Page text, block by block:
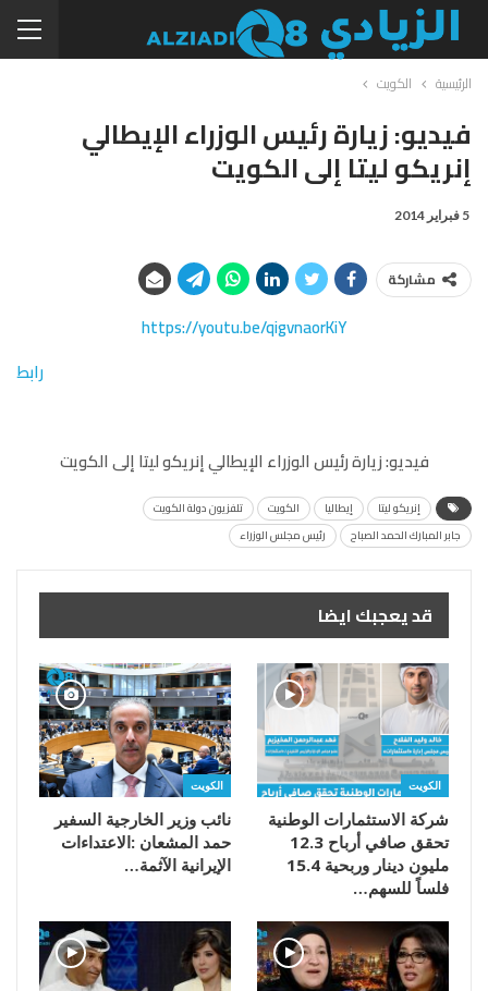
الرئيسية الكويت
فيديو: زيارة رئيس الوزراء الإيطالي
إنريكو ليتا إلى الكويت
5 فبراير 2014
مشاركة
https://youtu.be/qigvnaorKiY
رابط
فيديو: زيارة رئيس الوزراء الإيطالي إنريكو ليتا إلى الكويت
إنريكو ليتا إيطاليا الكويت
تلفزيون دولة الكويت
جابر المبارك الحمد الصباح
رئيس مجلس الوزراء
قد يعجبك ايضا
الكويت
شركة الاستثمارات الوطنية
تحقق صافي أرباح 12.3
مليون دينار وربحية 15.4
فلساً للسهم…
الكويت
‬الإيرانية‭ ‬الآثمة‭…